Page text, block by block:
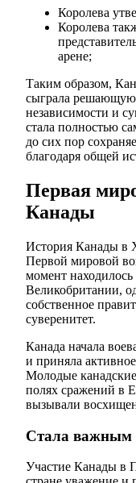
Королева
Королева
арене;
Таким образом,
сыграла решающую
независимости и
стала полностью
до сих пор
благодаря общей
Первая
Канады
История Канады в
Первой мировой
момент
Великобритании,
собственное
суверенитет.
Канада начала
и приняла
Молодые
полях сражений в
вызывали
Стала важным
Участие Канады в